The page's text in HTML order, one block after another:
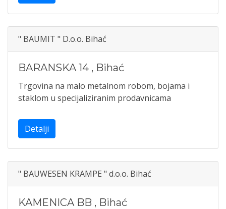
" BAUMIT " D.o.o. Bihać
BARANSKA 14 , Bihać
Trgovina na malo metalnom robom, bojama i
staklom u specijaliziranim prodavnicama
Detalji
" BAUWESEN KRAMPE " d.o.o. Bihać
KAMENICA BB , Bihać